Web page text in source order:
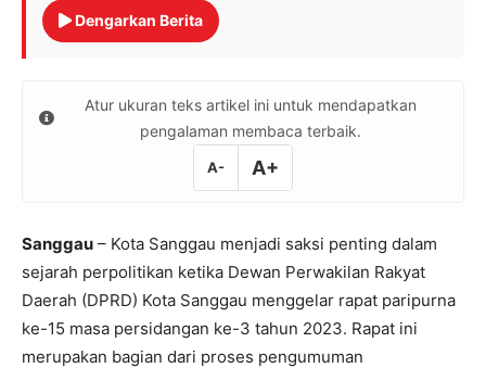
Dengarkan Berita
Atur ukuran teks artikel ini untuk mendapatkan
pengalaman membaca terbaik.
A- A+
Sanggau – Kota Sanggau menjadi saksi penting dalam
sejarah perpolitikan ketika Dewan Perwakilan Rakyat
Daerah (DPRD) Kota Sanggau menggelar rapat paripurna
ke-15 masa persidangan ke-3 tahun 2023. Rapat ini
merupakan bagian dari proses pengumuman